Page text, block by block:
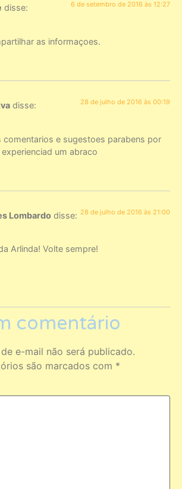
disse: 6 de setembro de 2016 às 12:27
as informaçoes.
disse: 28 de julho de 2016 às 00:19
comentarios e sugestoes parabens por
um abraco
Lombardo disse: 28 de julho de 2016 às 21:00
Arlinda! Volte sempre!
comentário
e-mail não será publicado.
são marcados com *